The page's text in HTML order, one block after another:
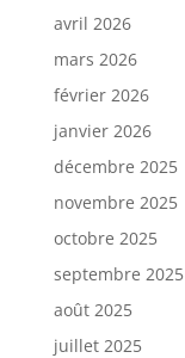
avril 2026
mars 2026
février 2026
janvier 2026
décembre 2025
novembre 2025
octobre 2025
septembre 2025
août 2025
juillet 2025